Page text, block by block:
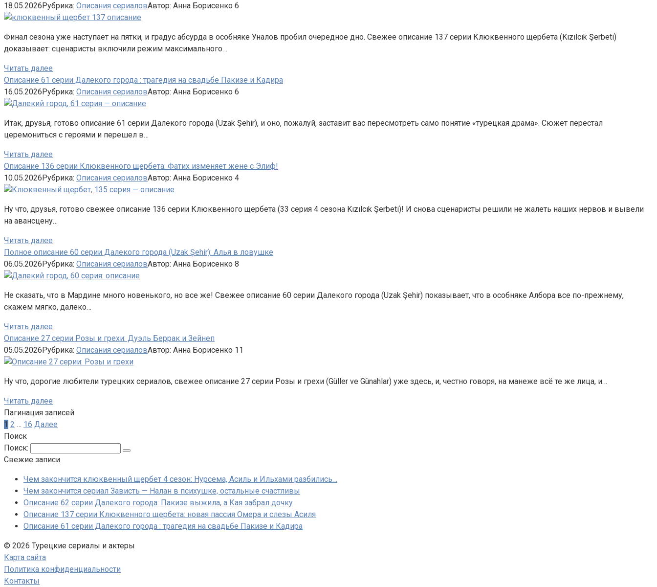
18.05.2026Рубрика: Описания сериаловАвтор: Анна Борисенко 6
Финал сезона уже наступает на пятки, и градус абсурда в особняке Уналов пробил очередное дно. Свежее описание 137 серии Клюквенного щербета (Kızılcık Şerbeti)
доказывает: сценаристы включили режим максимального…
Читать далее
Описание 61 серии Далекого города : трагедия на свадьбе Пакизе и Кадира
16.05.2026Рубрика: Описания сериаловАвтор: Анна Борисенко 6
Итак, друзья, готово описание 61 серии Далекого города (Uzak Şehir), и оно, пожалуй, заставит вас пересмотреть само понятие «турецкая драма». Сюжет перестал
церемониться с героями и перешел в…
Читать далее
Описание 136 серии Клюквенного щербета: Фатих изменяет жене с Элиф!
10.05.2026Рубрика: Описания сериаловАвтор: Анна Борисенко 4
Ну что, друзья, готово свежее описание 136 серии Клюквенного щербета (33 серия 4 сезона Kızılcık Şerbeti)! И снова сценаристы решили не жалеть наших нервов и вывели
на авансцену…
Читать далее
Полное описание 60 серии Далекого города (Uzak Şehir): Алья в ловушке
06.05.2026Рубрика: Описания сериаловАвтор: Анна Борисенко 8
Не сказать, что в Мардине много новенького, но все же! Свежее описание 60 серии Далекого города (Uzak Şehir) показывает, что в особняке Албора все по-прежнему,
скажем мягко, далеко…
Читать далее
Описание 27 серии Розы и грехи: Дуэль Беррак и Зейнеп
05.05.2026Рубрика: Описания сериаловАвтор: Анна Борисенко 11
Ну что, дорогие любители турецких сериалов, свежее описание 27 серии Розы и грехи (Güller ve Günahlar) уже здесь, и, честно говоря, на манеже всё те же лица, и…
Читать далее
Пагинация записей
1 2 … 16 Далее
Поиск
Поиск:
Свежие записи
Чем закончится клюквенный щербет 4 сезон: Нурсема, Асиль и Ильхами разбились…
Чем закончится сериал Зависть — Налан в психушке, остальные счастливы
Описание 62 серии Далекого города: Пакизе выжила, а Кая забрал дочку
Описание 137 серии Клюквенного щербета: новая пассия Омера и слезы Асиля
Описание 61 серии Далекого города : трагедия на свадьбе Пакизе и Кадира
© 2026 Турецкие сериалы и актеры
Карта сайта
Политика конфиденциальности
Контакты